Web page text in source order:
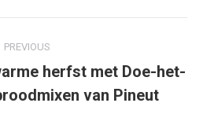
PREVIOUS
Previous
post:
herfst met Doe-het-
van Pineut